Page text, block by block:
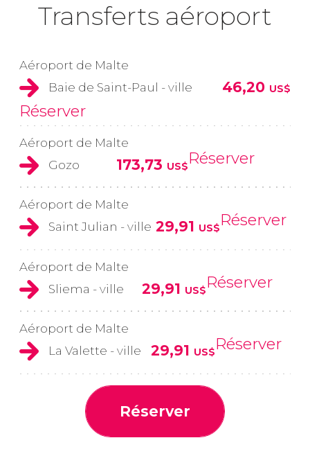
Transferts aéroport
Aéroport de Malte
Baie de Saint-Paul - ville
46,20 US$
Réserver
Aéroport de Malte
Gozo
173,73 US$Réserver
Aéroport de Malte
Saint Julian - ville 29,91 US$Réserver
Aéroport de Malte
Sliema - ville
29,91 US$Réserver
Aéroport de Malte
La Valette - ville
29,91 US$Réserver
Réserver